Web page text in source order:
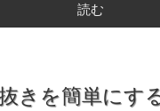
読む
きを簡単にす